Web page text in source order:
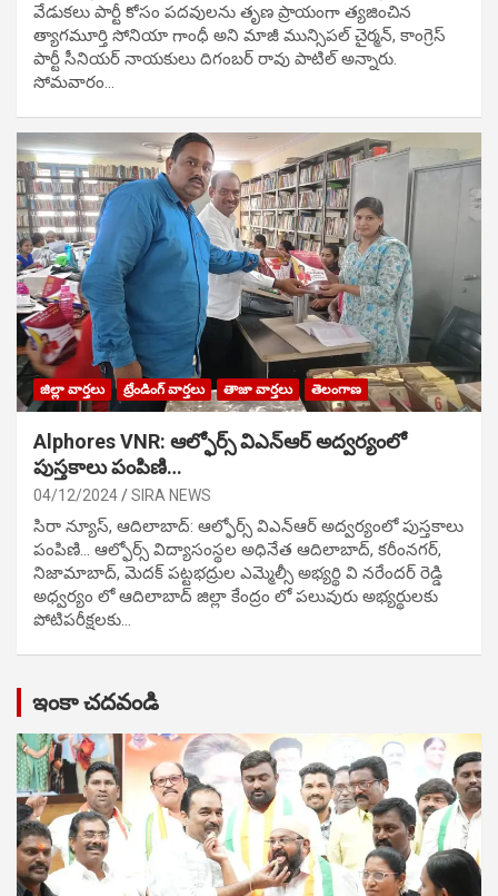
వేడుక‌లు పార్టీ కోసం ప‌ద‌వుల‌ను తృణ ప్రాయంగా త్య‌జించిన
త్యాగమూర్తి సోనియా గాంధీ అని మాజీ మున్సిప‌ల్ చైర్మ‌న్, కాంగ్రెస్
పార్టీ సీనియ‌ర్ నాయ‌కులు దిగంబ‌ర్ రావు పాటిల్ అన్నారు.
సోమవారం…
జిల్లా వార్తలు ట్రేండింగ్ వార్తలు తాజా వార్తలు తెలంగాణ
Alphores VNR: ఆల్ఫోర్స్ విఎన్ఆర్ అద్వర్యంలో
పుస్తకాలు పంపిణి…
04/12/2024 SIRA NEWS
సిరా న్యూస్, ఆదిలాబాద్: ఆల్ఫోర్స్ విఎన్ఆర్ అద్వర్యంలో పుస్తకాలు
పంపిణి… ఆల్ఫోర్స్ విద్యాసంస్థల అధినేత ఆదిలాబాద్, కరీంనగర్,
నిజామాబాద్, మెదక్ పట్టభద్రుల ఎమ్మెల్సీ అభ్యర్థి వి నరేందర్ రెడ్డి
అధ్వర్యం లో ఆదిలాబాద్ జిల్లా కేంద్రం లో పలువురు అభ్యర్థులకు
పోటిప‌రీక్ష‌ల‌కు…
ఇంకా చదవండి